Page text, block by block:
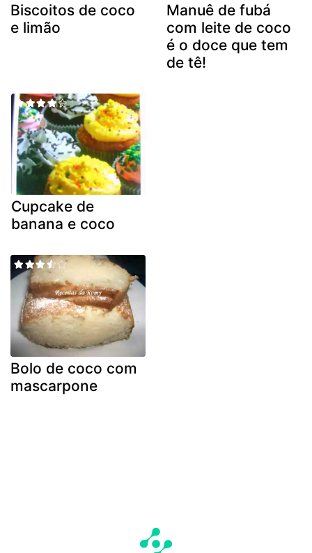
Biscoitos de coco
e limão
Manuê de fubá
com leite de coco
é o doce que tem
de tê!
Cupcake de
banana e coco
Bolo de coco com
mascarpone